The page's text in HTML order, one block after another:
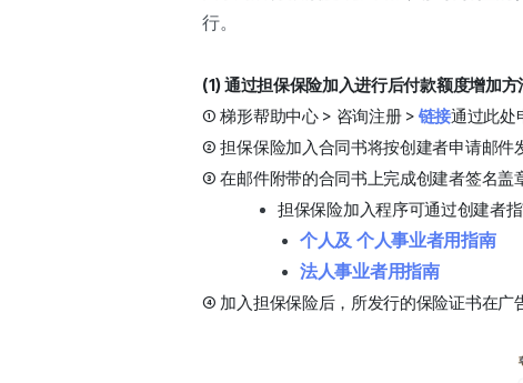
行。
(1) 通过担保保险加入进行后付款额度增加方
① 梯形帮助中心 > 咨询注册 > 链接通过此处
② 担保保险加入合同书将按创建者申请邮件
③ 在邮件附带的合同书上完成创建者签名盖
担保保险加入程序可通过创建者指
个人及 个人事业者用指南
法人事业者用指南
④ 加入担保保险后，所发行的保险证书在广